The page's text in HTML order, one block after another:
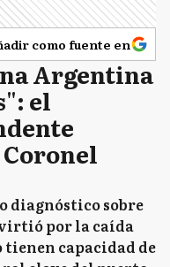
como fuente en
Argentina
el
diagnóstico sobre
por la caída
tienen capacidad de